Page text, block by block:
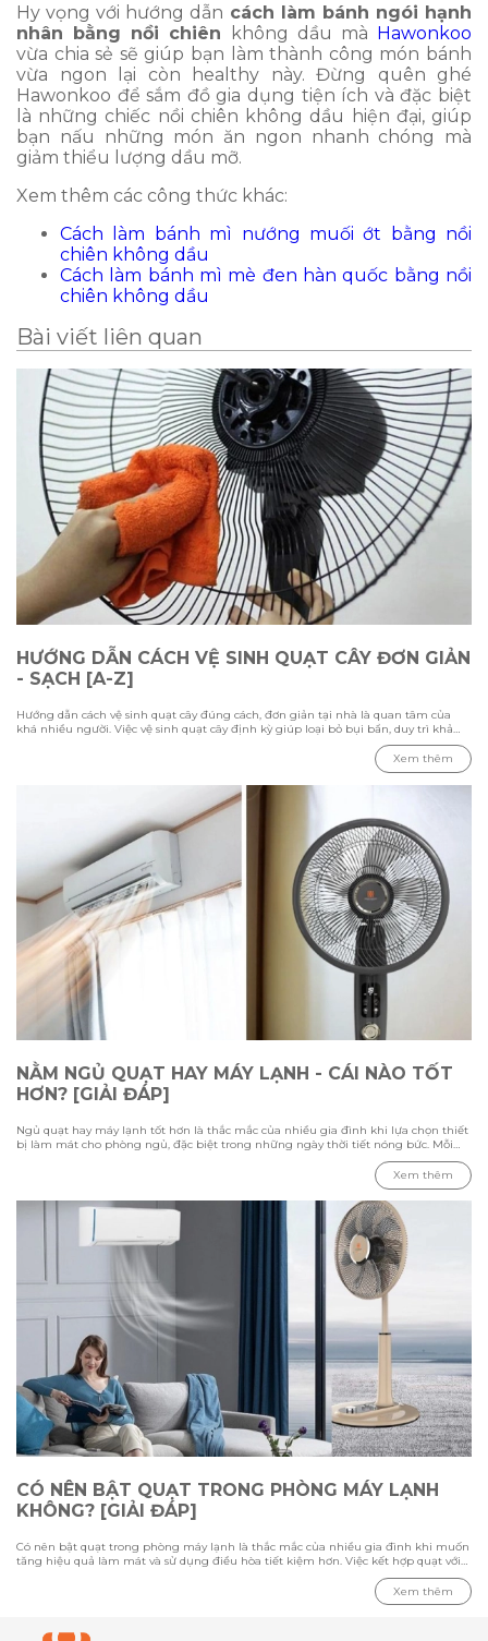
Hy vọng với hướng dẫn cách làm bánh ngói hạnh
nhân bằng nồi chiên không dầu mà Hawonkoo
vừa chia sẻ sẽ giúp bạn làm thành công món bánh
vừa ngon lại còn healthy này. Đừng quên ghé
Hawonkoo để sắm đồ gia dụng tiện ích và đặc biệt
là những chiếc nồi chiên không dầu hiện đại, giúp
bạn nấu những món ăn ngon nhanh chóng mà
giảm thiểu lượng dầu mỡ.
Xem thêm các công thức khác:
Cách làm bánh mì nướng muối ớt bằng nồi
chiên không dầu
Cách làm bánh mì mè đen hàn quốc bằng nồi
chiên không dầu
Bài viết liên quan
HƯỚNG DẪN CÁCH VỆ SINH QUẠT CÂY ĐƠN GIẢN
- SẠCH [A-Z]
Hướng dẫn cách vệ sinh quạt cây đúng cách, đơn giản tại nhà là quan tâm của
khá nhiều người. Việc vệ sinh quạt cây định kỳ giúp loại bỏ bụi bẩn, duy trì khả
năng làm mát và kéo dài tuổi thọ thiết bị. Trong bài viết này Hawonkoo sẽ hướng
dẫn chi tiết các bước vệ sinh từ cách tháo lắp, làm sạch từng bộ phận đến những
Xem thêm
NẰM NGỦ QUẠT HAY MÁY LẠNH - CÁI NÀO TỐT
HƠN? [GIẢI ĐÁP]
Ngủ quạt hay máy lạnh tốt hơn là thắc mắc của nhiều gia đình khi lựa chọn thiết
bị làm mát cho phòng ngủ, đặc biệt trong những ngày thời tiết nóng bức. Mỗi
phương pháp đều có ưu điểm và hạn chế riêng, phụ thuộc vào nhiệt độ môi
trường, diện tích phòng và nhu cầu sử dụng của từng người. Trong bài viết này
cùng Hawonkoo tìm hiểu sự khác biệt giữa việc ngủ bằng quạt và máy lạnh,
đánh giá ưu nhược điểm của từng thiết bị, đồng thời tham khảo cách sử dụng
phù hợp để tạo không gian nghỉ ngơi thoải mái và tiết kiệm điện.
Xem thêm
CÓ NÊN BẬT QUẠT TRONG PHÒNG MÁY LẠNH
KHÔNG? [GIẢI ĐÁP]
Có nên bật quạt trong phòng máy lạnh là thắc mắc của nhiều gia đình khi muốn
tăng hiệu quả làm mát và sử dụng điều hòa tiết kiệm hơn. Việc kết hợp quạt với
máy lạnh có thể giúp luồng khí lạnh phân bổ đều hơn, nhưng cần sử dụng đúng
cách để tránh gây cảm giác khó chịu. Trong bài viết này cùng Hawonkoo tìm hiểu
ưu nhược điểm khi bật quạt cùng điều hòa, loại quạt phù hợp cho phòng máy
Xem thêm